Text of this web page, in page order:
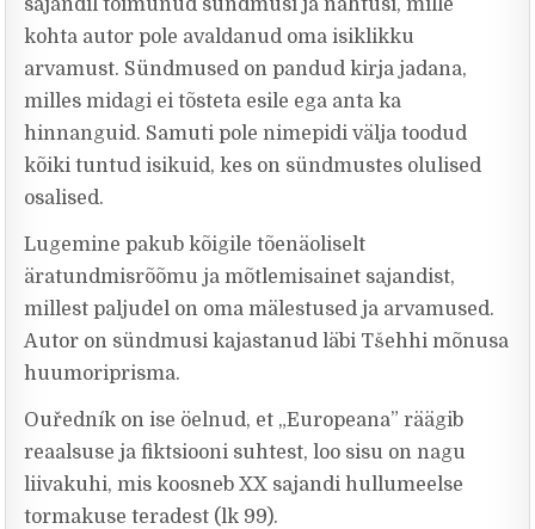
sajandil toimunud sündmusi ja nähtusi, mille
kohta autor pole avaldanud oma isiklikku
arvamust. Sündmused on pandud kirja jadana,
milles midagi ei tõsteta esile ega anta ka
hinnanguid. Samuti pole nimepidi välja toodud
kõiki tuntud isikuid, kes on sündmustes olulised
osalised.
Lugemine pakub kõigile tõenäoliselt
äratundmisrõõmu ja mõtlemisainet sajandist,
millest paljudel on oma mälestused ja arvamused.
Autor on sündmusi kajastanud läbi Tšehhi mõnusa
huumoriprisma.
Ouředník on ise öelnud, et „Europeana” räägib
reaalsuse ja fiktsiooni suhtest, loo sisu on nagu
liivakuhi, mis koosneb XX sajandi hullumeelse
tormakuse teradest (lk 99).